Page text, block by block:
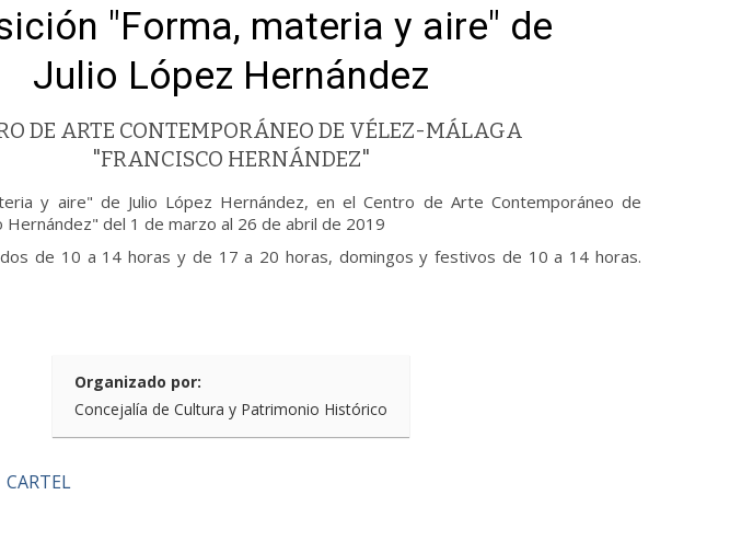
"Forma, materia y aire" de
Julio López Hernández
DE ARTE CONTEMPORÁNEO DE VÉLEZ-MÁLAGA
"FRANCISCO HERNÁNDEZ"
y aire" de Julio López Hernández, en el Centro de Arte Contemporáneo de
Hernández" del 1 de marzo al 26 de abril de 2019
de 10 a 14 horas y de 17 a 20 horas, domingos y festivos de 10 a 14 horas.
Organizado por:
Concejalía de Cultura y Patrimonio Histórico
CARTEL